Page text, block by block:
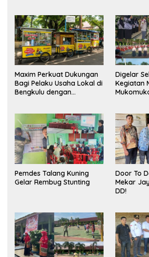
Maxim Perkuat Dukungan
Bagi Pelaku Usaha Lokal di
Bengkulu dengan
Pasar
Digelar
Kegiatan
Pemdes Talang Kuning
Gelar Rembug Stunting
Door To
Mekar
DD!